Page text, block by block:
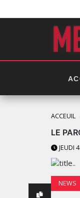
ACCEUIL
LE
JEUDI
NEWS